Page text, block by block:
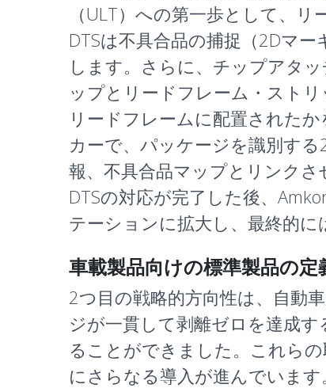
（ULT）への第一歩として、リ
DTSは不具合品の捕捉（2Dマ
します。さらに、チップアタ
ップとリードフレーム・スト
リードフレームに配置された
カーで、パッケージを識別す
報、不具合品マップとリンクさ
DTSの対応が完了した後、
テーションに拡大し、最終的に
車載製品向けの標準製品の定
2つ目の戦略的方向性は、自動
ジが一貫して剥離ゼロを達成
ることができました。これら
にさらなる導入が進んでいま